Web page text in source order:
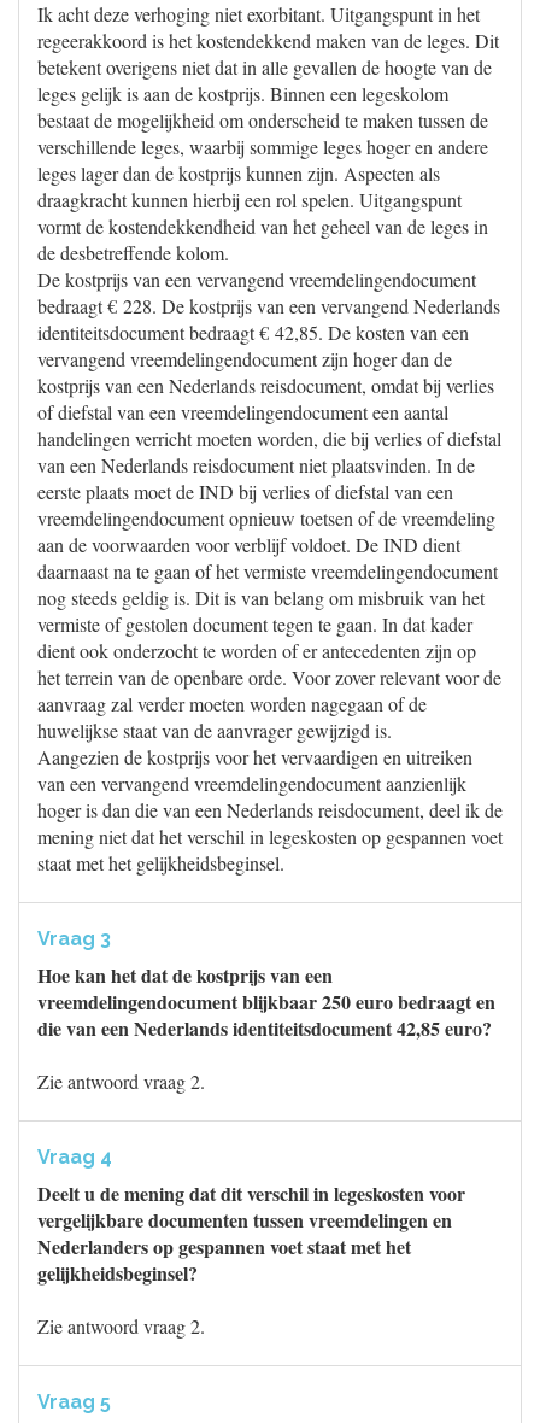
Ik acht deze verhoging niet exorbitant. Uitgangspunt in het
regeerakkoord is het kostendekkend maken van de leges. Dit
betekent overigens niet dat in alle gevallen de hoogte van de
leges gelijk is aan de kostprijs. Binnen een legeskolom
bestaat de mogelijkheid om onderscheid te maken tussen de
verschillende leges, waarbij sommige leges hoger en andere
leges lager dan de kostprijs kunnen zijn. Aspecten als
draagkracht kunnen hierbij een rol spelen. Uitgangspunt
vormt de kostendekkendheid van het geheel van de leges in
de desbetreffende kolom.
De kostprijs van een vervangend vreemdelingendocument
bedraagt € 228. De kostprijs van een vervangend Nederlands
identiteitsdocument bedraagt € 42,85. De kosten van een
vervangend vreemdelingendocument zijn hoger dan de
kostprijs van een Nederlands reisdocument, omdat bij verlies
of diefstal van een vreemdelingendocument een aantal
handelingen verricht moeten worden, die bij verlies of diefstal
van een Nederlands reisdocument niet plaatsvinden. In de
eerste plaats moet de IND bij verlies of diefstal van een
vreemdelingendocument opnieuw toetsen of de vreemdeling
aan de voorwaarden voor verblijf voldoet. De IND dient
daarnaast na te gaan of het vermiste vreemdelingendocument
nog steeds geldig is. Dit is van belang om misbruik van het
vermiste of gestolen document tegen te gaan. In dat kader
dient ook onderzocht te worden of er antecedenten zijn op
het terrein van de openbare orde. Voor zover relevant voor de
aanvraag zal verder moeten worden nagegaan of de
huwelijkse staat van de aanvrager gewijzigd is.
Aangezien de kostprijs voor het vervaardigen en uitreiken
van een vervangend vreemdelingendocument aanzienlijk
hoger is dan die van een Nederlands reisdocument, deel ik de
mening niet dat het verschil in legeskosten op gespannen voet
staat met het gelijkheidsbeginsel.
Vraag 3
Hoe kan het dat de kostprijs van een
vreemdelingendocument blijkbaar 250 euro bedraagt en
die van een Nederlands identiteitsdocument 42,85 euro?
Zie antwoord vraag 2.
Vraag 4
Deelt u de mening dat dit verschil in legeskosten voor
vergelijkbare documenten tussen vreemdelingen en
Nederlanders op gespannen voet staat met het
gelijkheidsbeginsel?
Zie antwoord vraag 2.
Vraag 5